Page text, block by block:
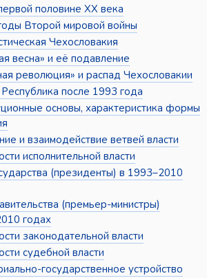
половине XX века
Второй мировой войны
Чехословакия
весна» и её подавление
революция» и распад Чехословакии
после 1993 года
основы, характеристика формы
и взаимодействие ветвей власти
исполнительной власти
(президенты) в 1993–2010
(премьер-министры)
годах
законодательной власти
судебной власти
государственное устройство